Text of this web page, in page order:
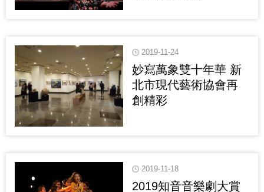
2019-11-24
妙寫萬象雙十年華 新
北市現代藝術協會再
創精彩
2019-11-18
2019知音音樂劇大賞